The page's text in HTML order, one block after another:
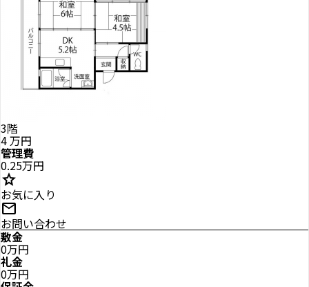
3階
4万円
管理費
0.25万円
star
お気に入り
mail
お問い合わせ
敷金
0万円
礼金
0万円